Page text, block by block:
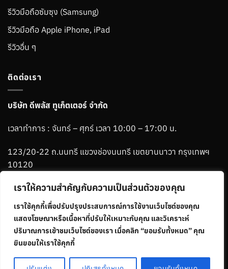
เราให้ความสำคัญกับความเป็นส่วนตัวของคุณ
เราใช้คุกกี้เพื่อปรับปรุงประสบการณ์การใช้งานเว็บไซต์ของคุณ
แสดงโฆษณาหรือเนื้อหาที่ปรับให้เหมาะกับคุณ และวิเคราะห์
ปริมาณการเข้าชมเว็บไซต์ของเรา เมื่อคลิก “ยอมรับทั้งหมด” คุณ
ยินยอมให้เราใช้คุกกี้
รีวิวมือถือซัมซุง (Samsung)
รีวิวมือถือ Apple iPhone, iPad
รีวิวอื่น ๆ
ติดต่อเรา
บริษัท ดีพลัส ทูเก็ตเตอร์ จำกัด
เวลาทำการ : จันทร์ – ศุกร์ เวลา 10:00 – 17:00 น.
123/20-22 ถ.นนทรี แขวงช่องนนทรี เขตยานนาวา กรุงเทพฯ
10120
Phone :06-1265-2784
Line :@ablemenbrand
Visa MasterCardCredit